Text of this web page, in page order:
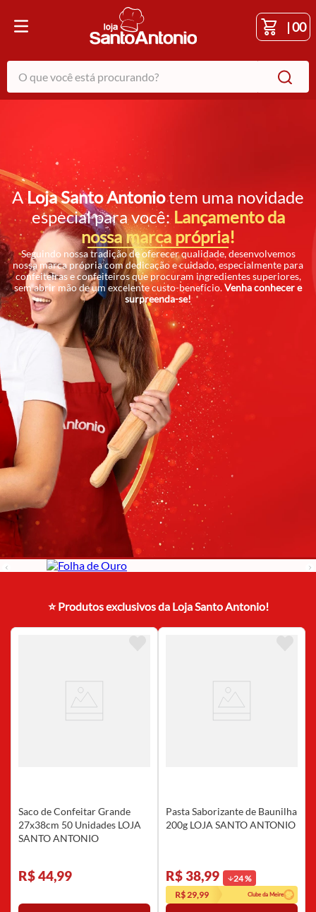
|00
O que você está procurando?
ALoja Santo Antoniotem uma novidade
especial para você:Lançamento da
nossa marca própria!
Seguindo nossa tradição de oferecer qualidade, desenvolvemos
nossa marca própria com dedicação e cuidado, especialmente para
confeiteiras e confeiteiros que procuram ingredientes superiores,
sem abrir mão de um excelente custo-benefício.Venha conhecer e
surpreenda-se!
⭐ Produtos exclusivos da Loja Santo Antonio!
Saco de Confeitar Grande
27x38cm 50 Unidades LOJA
SANTO ANTONIO
R$ 44,99
Pasta Saborizante de Baunilha
200g LOJA SANTO ANTONIO
R$ 38,99 24%
R$ 29,99
Clube da Meire